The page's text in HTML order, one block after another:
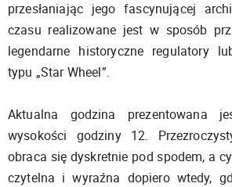
przesłaniając jego fascynującej
czasu realizowane jest w sposób
legendarne historyczne regulatory
typu „Star Wheel”.
Aktualna godzina prezentowana
wysokości godziny 12.
obraca się dyskretnie pod spodem, a
czytelna i wyraźna dopiero wtedy,